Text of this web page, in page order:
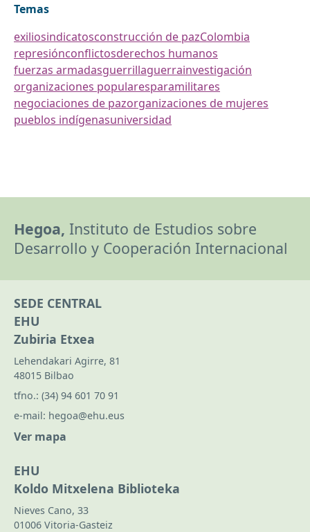
Temas
exiliosindicatosconstrucción de pazColombia
represiónconflictosderechos humanos
fuerzas armadasguerrillaguerrainvestigación
organizaciones popularesparamilitares
negociaciones de pazorganizaciones de mujeres
pueblos indígenasuniversidad
Hegoa, Instituto de Estudios sobre
Desarrollo y Cooperación Internacional
SEDE CENTRAL
EHU
Zubiria Etxea
Lehendakari Agirre, 81
48015 Bilbao
tfno.: (34) 94 601 70 91
e-mail: hegoa@ehu.eus
Ver mapa
EHU
Koldo Mitxelena Biblioteka
Nieves Cano, 33
01006 Vitoria-Gasteiz